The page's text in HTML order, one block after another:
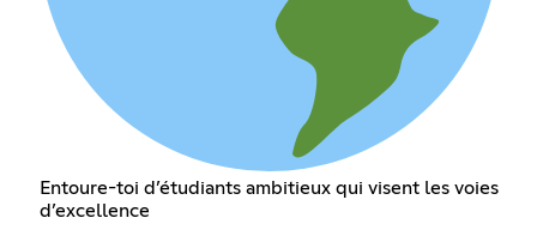
Entoure-toi d’étudiants ambitieux qui visent les voies
d’excellence